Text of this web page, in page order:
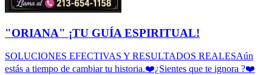
"ORIANA" ¡TU GUÍA ESPIRITUAL!
SOLUCIONES EFECTIVAS Y RESULTADOS REALESAún
estás a tiempo de cambiar tu historia.❤️¿Sientes que te ignora ?❤️